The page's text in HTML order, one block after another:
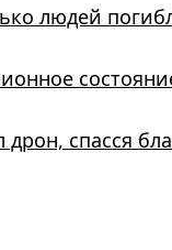
людей
спасся